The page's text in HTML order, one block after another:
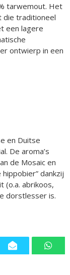
tarwemout. Het
die traditioneel
een lagere
ontwierp in een
en Duitse
De aroma’s
de Mosaic en
dankzij
(o.a. abrikoos,
dorstlesser is.